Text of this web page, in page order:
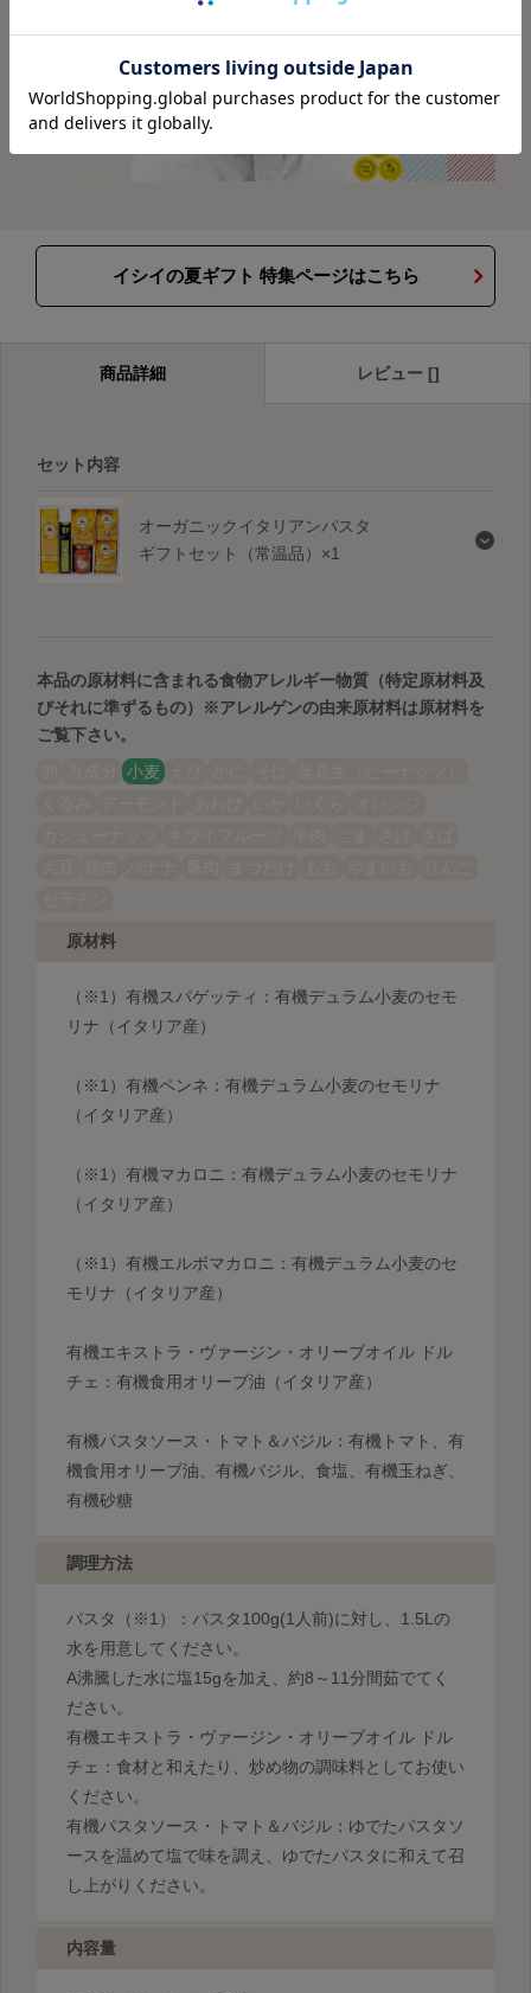
イシイの夏ギフト 特集ページはこちら
商品詳細 レビュー []
セット内容
オーガニックイタリアンパスタ
ギフトセット（常温品）×1
本品の原材料に含まれる食物アレルギー物質（特定原材料及
びそれに準ずるもの）
※アレルゲンの由来原材料は原材料を
ご覧下さい。
小麦
原材料
（※1）有機スパゲッティ：有機デュラム小麦のセモ
リナ（イタリア産）
（※1）有機ペンネ：有機デュラム小麦のセモリナ
（イタリア産）
（※1）有機マカロニ：有機デュラム小麦のセモリナ
（イタリア産）
（※1）有機エルボマカロニ：有機デュラム小麦のセ
モリナ（イタリア産）
有機エキストラ・ヴァージン・オリーブオイル ドル
チェ：有機食用オリーブ油（イタリア産）
有機パスタソース・トマト＆バジル：有機トマト、有
機食用オリーブ油、有機バジル、食塩、有機玉ねぎ、
有機砂糖
調理方法
パスタ（※1）：パスタ100g(1人前)に対し、1.5Lの
水を用意してください。
A沸騰した水に塩15gを加え、約8～11分間茹でてく
ださい。
有機エキストラ・ヴァージン・オリーブオイル ドル
チェ：食材と和えたり、炒め物の調味料としてお使い
ください。
有機パスタソース・トマト＆バジル：ゆでたパスタソ
ースを温めて塩で味を調え、ゆでたパスタに和えて召
し上がりください。
内容量